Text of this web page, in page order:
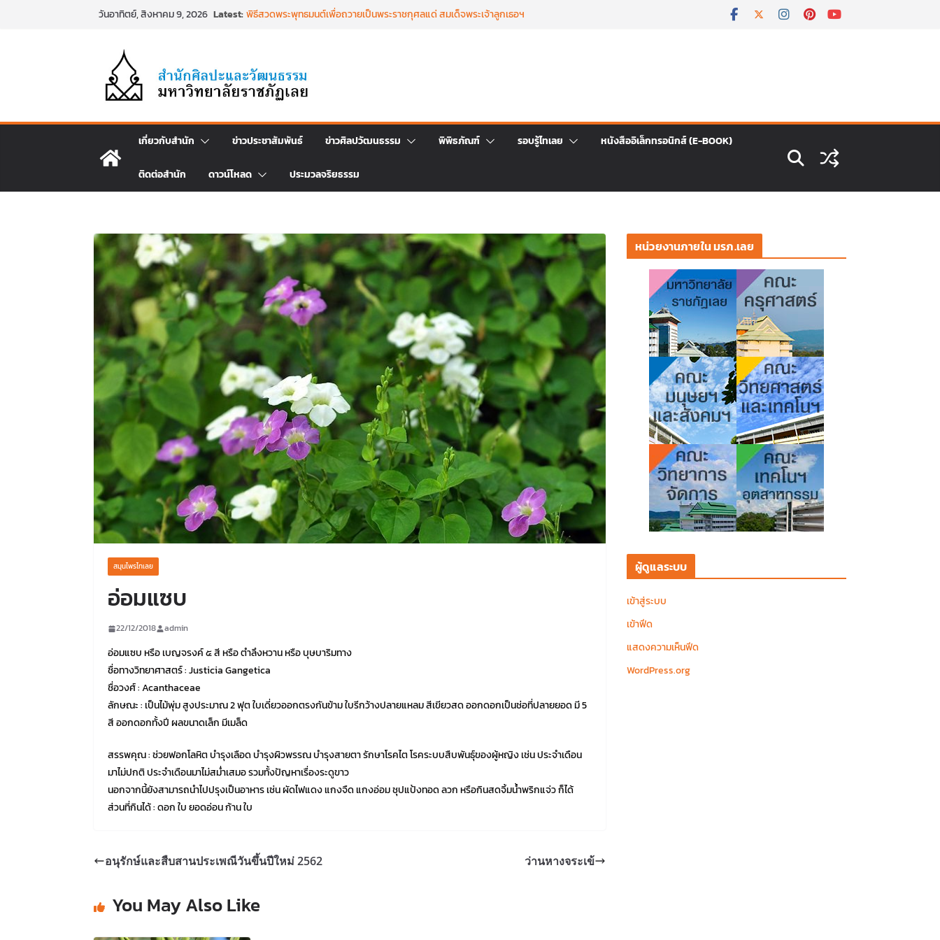
วันอาทิตย์, สิงหาคม 9, 2026 Latest: พิธีสวดพระพุทธมนต์เพื่อถวายเป็นพระราชกุศลแด่ สมเด็จพระเจ้าลูกเธอฯ
นำงานวิจัยเรื่องการถ่ายทอดจิตรกรรมฝาผนังวัดโพธิ์ชัยนาพึงผ่านงาน
ศิลปะภาพพิมพ์ฯ ระหว่างวันที่ 22 – 26 มิถุนายน 2569
เชียงคานเปิดงานยิ่งใหญ่ ฉลองครบรอบ ๑๑๕ ปี สืบสานวัฒนธรรม
๒๕๖๙
พิธีบำเพ็ญกุศลสวดพระอภิธรรม เพื่ออุทิศถวายพระกุศลแด่ สมเด็จ
สิริพัชร มหาวัชรราชธิดา วันที่ ๒๓ มิถุนายน ๒๕๖๙ เวลา ๑๖.๐๐ น.
เกี่ยวกับสำนัก ข่าวประชาสัมพันธ์ ข่าวศิลปวัฒนธรรม พิพิธภัณฑ์ รอบรู้ไทเลย หนังสืออิเล็กทรอนิกส์ (E-BOOK)
ติดต่อสำนัก ดาวน์โหลด ประมวลจริยธรรม
สมุนไพรไทเลย
อ่อมแซบ
22/12/2018 admin
อ่อมแซบ หรือ เบญจรงค์ ๕ สี หรือ ตำลึงหวาน หรือ บุษบาริมทาง
ชื่อทางวิทยาศาสตร์ : Justicia Gangetica
ชื่อวงศ์ : Acanthaceae
ลักษณะ : เป็นไม้พุ่ม สูงประมาณ 2 ฟุต ใบเดี่ยวออกตรงกันข้าม ใบรีกว้างปลายแหลม สีเขียวสด ออกดอกเป็นช่อที่ปลายยอด มี 5
สี ออกดอกทั้งปี ผลขนาดเล็ก มีเมล็ด
สรรพคุณ : ช่วยฟอกโลหิต บำรุงเลือด บำรุงผิวพรรณ บำรุงสายตา รักษาโรคไต โรคระบบสืบพันธุ์ของผู้หญิง เช่น ประจำเดือน
มาไม่ปกติ ประจำเดือนมาไม่สม่ำเสมอ รวมทั้งปัญหาเรื่องระดูขาว
นอกจากนี้ยังสามารถนำไปปรุงเป็นอาหาร เช่น ผัดไฟแดง แกงจืด แกงอ่อม ชุปแป้งทอด ลวก หรือกินสดจิ้มน้ำพริกแจ่ว ก็ได้
ส่วนที่กินได้ : ดอก ใบ ยอดอ่อน ก้าน ใบ
อนุรักษ์และสืบสานประเพณีวันขึ้นปีใหม่ 2562 ว่านหางจระเข้
You May Also Like
หน่วยงานภายใน มรภ.เลย
ผู้ดูแลระบบ
เข้าสู่ระบบ
เข้าฟีด
แสดงความเห็นฟีด
WordPress.org